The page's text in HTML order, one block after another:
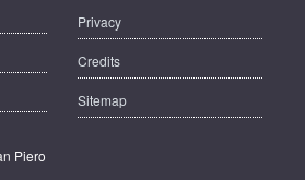
Piero
Privacy
Credits
Sitemap